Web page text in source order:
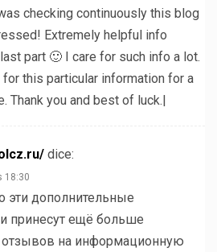
checking continuously this blog
Extremely helpful info
part 🙂 I care for such info a lot.
this particular information for a
Thank you and best of luck.|
dice:
18:30
эти дополнительные
принесут ещё больше
отзывов на информационную